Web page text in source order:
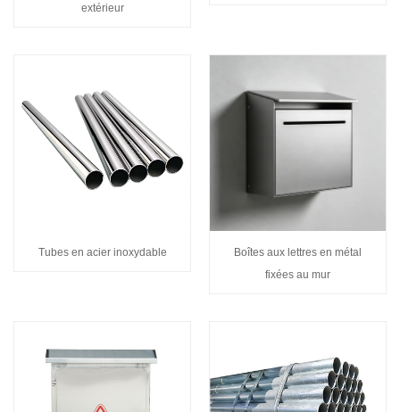
extérieur
Tubes en acier inoxydable
Boîtes aux lettres en métal
fixées au mur